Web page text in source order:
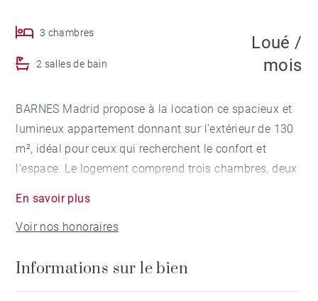
3 chambres
2 salles de bain
Loué /
mois
BARNES Madrid propose à la location ce spacieux et
lumineux appartement donnant sur l'extérieur de 130
m², idéal pour ceux qui recherchent le confort et
l'espace. Le logement comprend trois chambres, deux
de lumière naturelle et une cuisine indépendante
offrant de nombreux rangements.
Situé dans un immeuble construit en 1996,
En savoir plus
Voir nos honoraires
Informations sur le bien